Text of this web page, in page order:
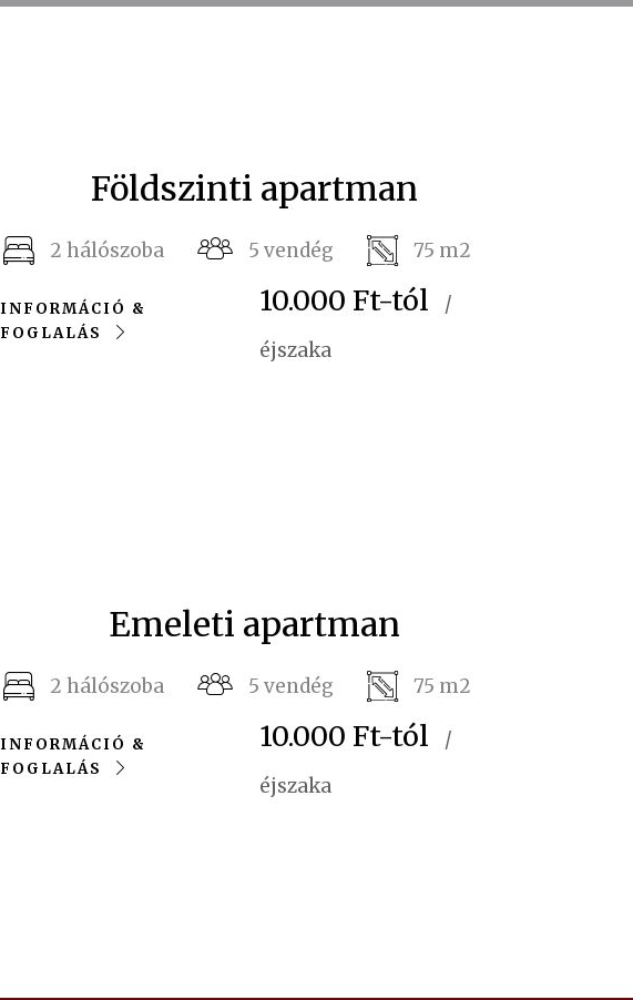
Földszinti apartman
2 hálószoba 5 vendég 75 m2
INFORMÁCIÓ &
FOGLALÁS
10.000 Ft-tól
/
éjszaka
Emeleti apartman
2 hálószoba 5 vendég 75 m2
INFORMÁCIÓ &
FOGLALÁS
10.000 Ft-tól
/
éjszaka